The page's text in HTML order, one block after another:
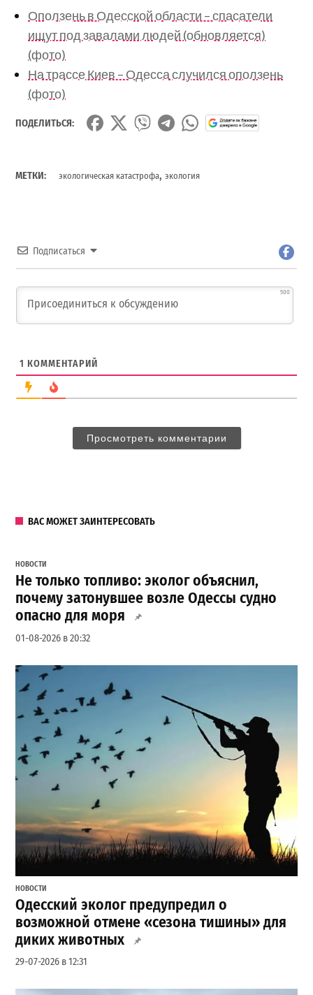
Оползень в Одесской области – спасатели
ищут под завалами людей (обновляется)
(фото)
На трассе Киев – Одесса случился оползень
(фото)
ПОДЕЛИТЬСЯ:
МЕТКИ: экологическая катастрофа,экология
Подписаться
500
1 КОММЕНТАРИЙ
Просмотреть комментарии
ВАС МОЖЕТ ЗАИНТЕРЕСОВАТЬ
НОВОСТИ
Не только топливо: эколог объяснил,
почему затонувшее возле Одессы судно
опасно для моря
01-08-2026 в 20:32
НОВОСТИ
Одесский эколог предупредил о
возможной отмене «сезона тишины» для
диких животных
29-07-2026 в 12:31